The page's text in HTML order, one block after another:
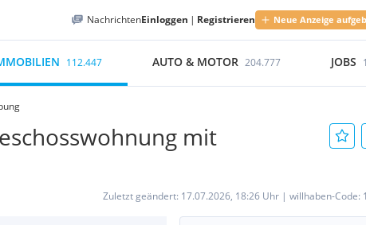
NachrichtenEinloggen | Registrieren Neue Anzeige
112.447 AUTO & MOTOR 204.777 JOBS
mit
Zuletzt geändert: 17.07.2026, 18:26 Uhr | willhaben-Code: